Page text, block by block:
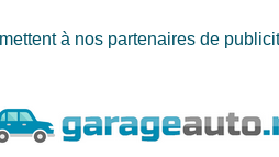
à nos partenaires de